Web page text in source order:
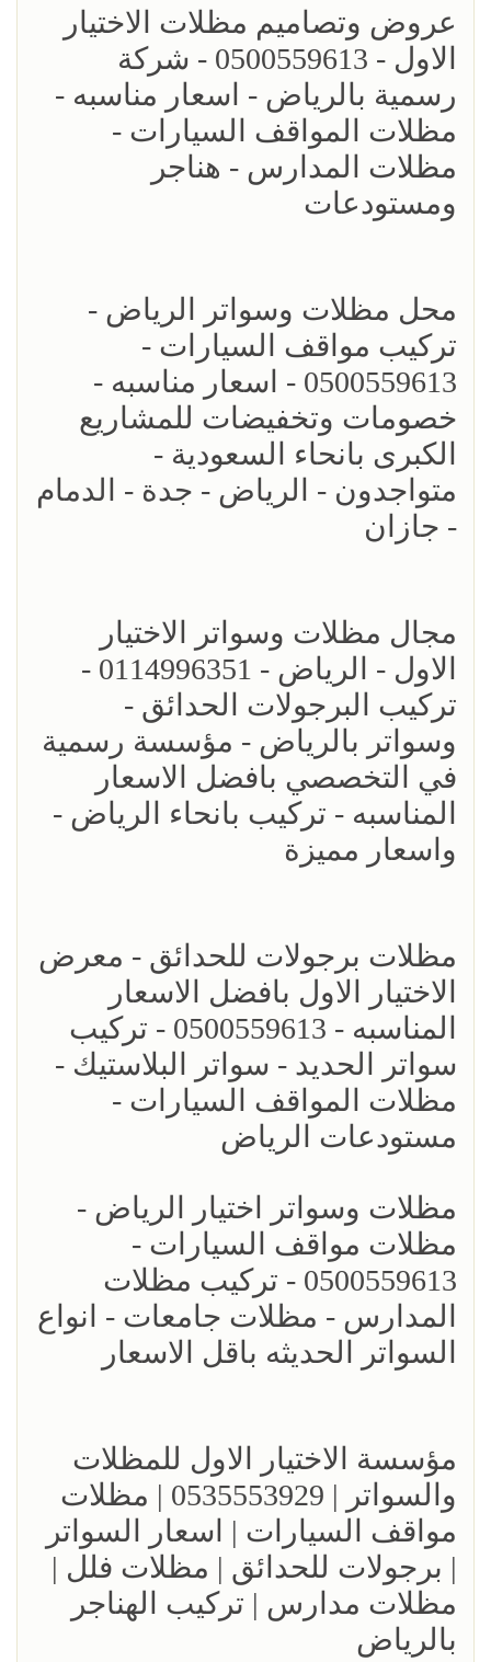
عروض وتصاميم مظلات الاختيار
الاول - 0500559613 - شركة
رسمية بالرياض - اسعار مناسبه -
مظلات المواقف السيارات -
مظلات المدارس - هناجر
ومستودعات
محل مظلات وسواتر الرياض -
تركيب مواقف السيارات -
0500559613 - اسعار مناسبه -
خصومات وتخفيضات للمشاريع
الكبرى بانحاء السعودية -
متواجدون - الرياض - جدة - الدمام
- جازان
مجال مظلات وسواتر الاختيار
الاول - الرياض - 0114996351 -
تركيب البرجولات الحدائق -
وسواتر بالرياض - مؤسسة رسمية
في التخصصي بافضل الاسعار
المناسبه - تركيب بانحاء الرياض -
واسعار مميزة
مظلات برجولات للحدائق - معرض
الاختيار الاول بافضل الاسعار
المناسبه - 0500559613 - تركيب
سواتر الحديد - سواتر البلاستيك -
مظلات المواقف السيارات -
مستودعات الرياض
مظلات وسواتر اختيار الرياض -
مظلات مواقف السيارات -
0500559613 - تركيب مظلات
المدارس - مظلات جامعات - انواع
السواتر الحديثه باقل الاسعار
مؤسسة الاختيار الاول للمظلات
والسواتر | 0535553929 | مظلات
مواقف السيارات | اسعار السواتر
| برجولات للحدائق | مظلات فلل |
مظلات مدارس | تركيب الهناجر
بالرياض